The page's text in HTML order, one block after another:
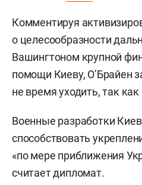
Комментируя
о целесообразности
Вашингтоном крупной
помощи Киеву, О’Брайен
не время уходить, так
Военные разработки
способствовать
«по мере приближения
считает дипломат.